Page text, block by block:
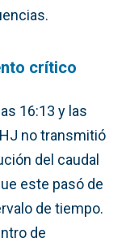
crítico
16:13 y las
no transmitió
del caudal
este pasó de
de tiempo.
de